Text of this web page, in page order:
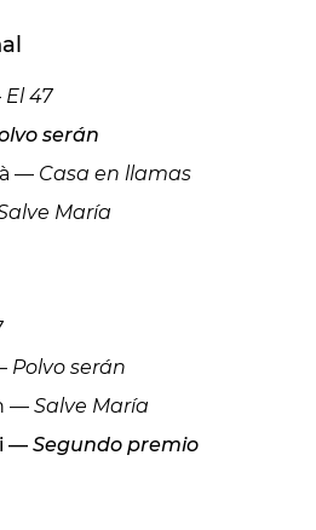
El 47
serán
— Casa en llamas
María
Polvo serán
— Salve María
— Segundo premio